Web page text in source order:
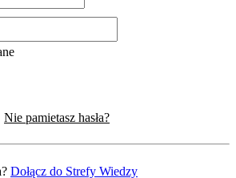
Nie pamietasz hasła?
Dołącz do Strefy Wiedzy